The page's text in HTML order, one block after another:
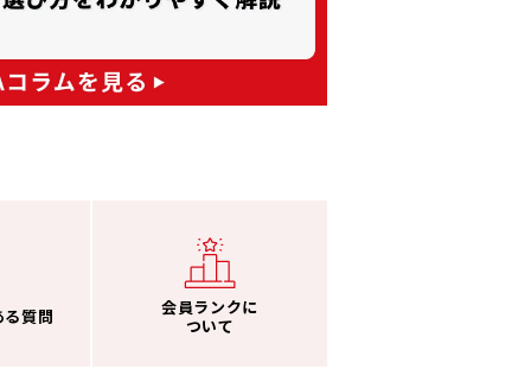
質問
会員ランクに
ついて